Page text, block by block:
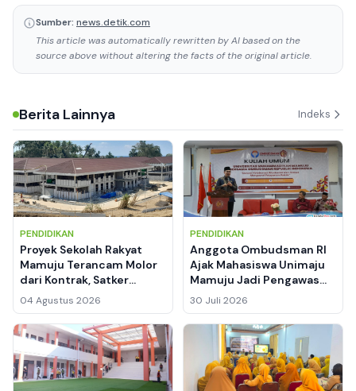
Sumber: news.detik.com
This article was automatically rewritten by AI based on the
source above without altering the facts of the original article.
Berita Lainnya Indeks
PENDIDIKAN
Proyek Sekolah Rakyat
Mamuju Terancam Molor
dari Kontrak, Satker
BPBPK Sulbar: Sanksi
Denda Menanti Hutama
Karya
04 Agustus 2026
PENDIDIKAN
Anggota Ombudsman RI
Ajak Mahasiswa Unimaju
Mamuju Jadi Pengawas
Pelayanan Publik, Cegah
30 Juli 2026